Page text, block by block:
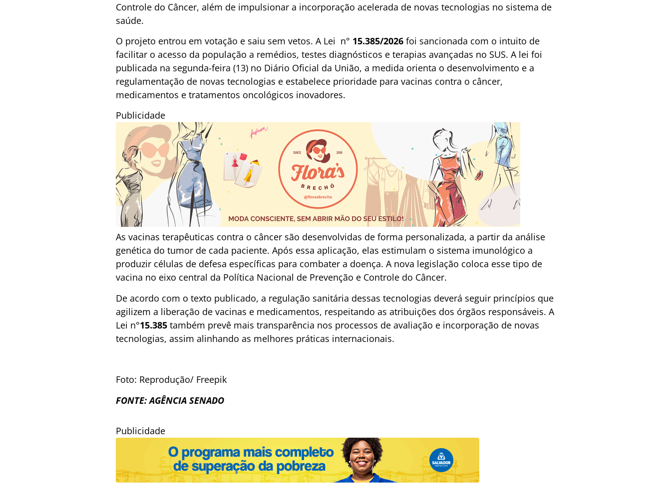
Controle do Câncer, além de impulsionar a incorporação acelerada de novas tecnologias no sistema de
saúde.
O projeto entrou em votação e saiu sem vetos. A Lei n° 15.385/2026 foi sancionada com o intuito de
facilitar o acesso da população a remédios, testes diagnósticos e terapias avançadas no SUS. A lei foi
publicada na segunda-feira (13) no Diário Oficial da União, a medida orienta o desenvolvimento e a
regulamentação de novas tecnologias e estabelece prioridade para vacinas contra o câncer,
medicamentos e tratamentos oncológicos inovadores.
Publicidade
As vacinas terapêuticas contra o câncer são desenvolvidas de forma personalizada, a partir da análise
genética do tumor de cada paciente. Após essa aplicação, elas estimulam o sistema imunológico a
produzir células de defesa específicas para combater a doença. A nova legislação coloca esse tipo de
vacina no eixo central da Política Nacional de Prevenção e Controle do Câncer.
De acordo com o texto publicado, a regulação sanitária dessas tecnologias deverá seguir princípios que
agilizem a liberação de vacinas e medicamentos, respeitando as atribuições dos órgãos responsáveis. A
Lei n°15.385 também prevê mais transparência nos processos de avaliação e incorporação de novas
tecnologias, assim alinhando as melhores práticas internacionais.
Foto: Reprodução/ Freepik
FONTE: AGÊNCIA SENADO
Publicidade